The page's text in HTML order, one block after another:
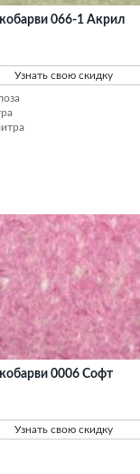
066-1 Акрил
Узнать свою скидку
0006 Софт
Узнать свою скидку